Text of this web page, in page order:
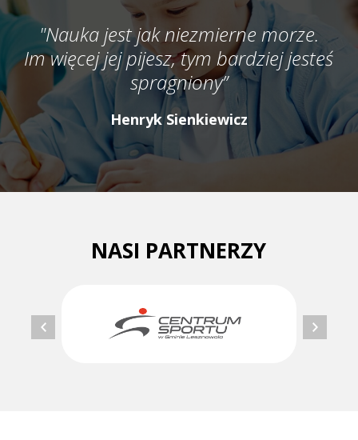
"Nauka jest jak niezmierne morze.
Im więcej jej pijesz, tym bardziej jesteś
spragniony”
Henryk Sienkiewicz
NASI PARTNERZY